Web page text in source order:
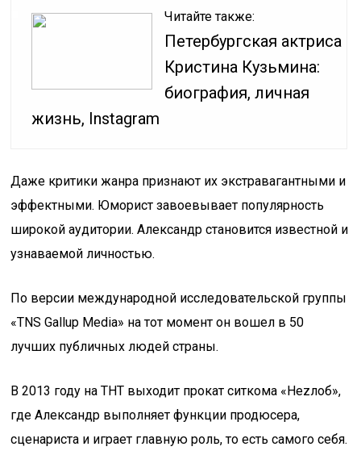
Читайте также:
Петербургская актриса
Кристина Кузьмина:
биография, личная
жизнь, Instagram
Даже критики жанра признают их экстравагантными и
эффектными. Юморист завоевывает популярность
широкой аудитории. Александр становится известной и
узнаваемой личностью.
По версии международной исследовательской группы
«TNS Gallup Media» на тот момент он вошел в 50
лучших публичных людей страны.
В 2013 году на ТНТ выходит прокат ситкома «Неzлоб»,
где Александр выполняет функции продюсера,
сценариста и играет главную роль, то есть самого себя.